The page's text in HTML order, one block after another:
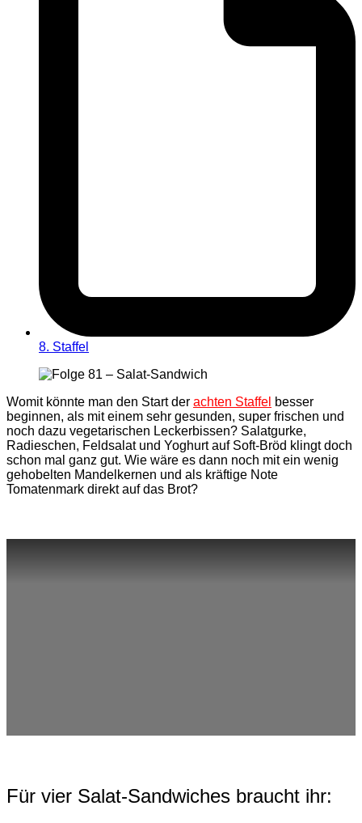
8. Staffel
Womit könnte man den Start der achten Staffel besser
beginnen, als mit einem sehr gesunden, super frischen und
noch dazu vegetarischen Leckerbissen? Salatgurke,
Radieschen, Feldsalat und Yoghurt auf Soft-Bröd klingt doch
schon mal ganz gut. Wie wäre es dann noch mit ein wenig
gehobelten Mandelkernen und als kräftige Note
Tomatenmark direkt auf das Brot?
Für vier Salat-Sandwiches braucht ihr: